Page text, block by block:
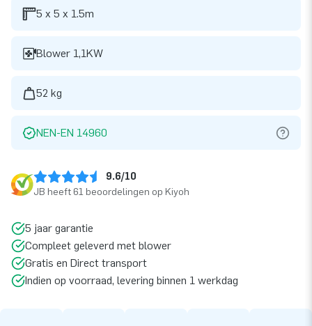
5 x 5 x 1.5m
Blower 1,1KW
52 kg
NEN-EN 14960
9.6/10
JB heeft 61 beoordelingen op Kiyoh
5 jaar garantie
Compleet geleverd met blower
Gratis en Direct transport
Indien op voorraad, levering binnen 1 werkdag